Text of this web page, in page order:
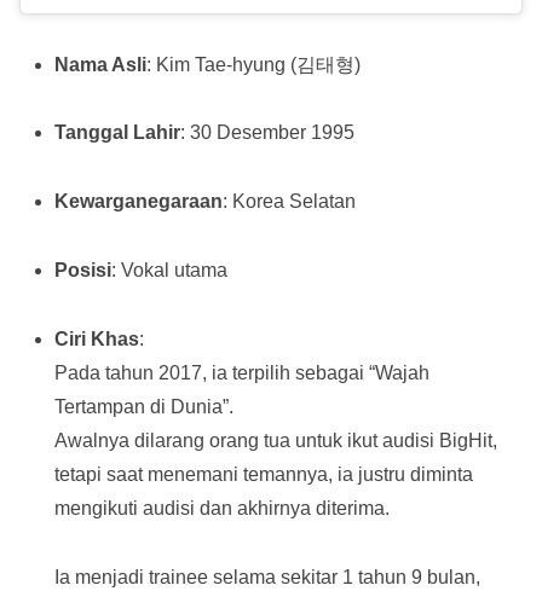
Nama Asli: Kim Tae-hyung (김태형)
Tanggal Lahir: 30 Desember 1995
Kewarganegaraan: Korea Selatan
Posisi: Vokal utama
Ciri Khas:
Pada tahun 2017, ia terpilih sebagai “Wajah
Tertampan di Dunia”.
Awalnya dilarang orang tua untuk ikut audisi BigHit,
tetapi saat menemani temannya, ia justru diminta
mengikuti audisi dan akhirnya diterima.
Ia menjadi trainee selama sekitar 1 tahun 9 bulan,